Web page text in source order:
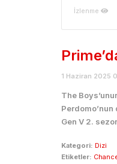
İzlenme
1 Haziran 2025
The
Gen V 2.
Kategori: Dizi
Etiketler: